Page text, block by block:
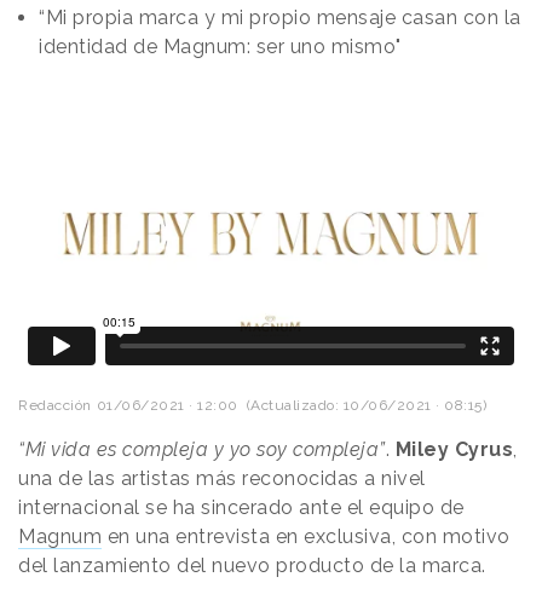
“Mi propia marca y mi propio mensaje casan con la
identidad de Magnum: ser uno mismo"
Redacción 01/06/2021 · 12:00 (Actualizado: 10/06/2021 · 08:15)
“Mi vida es compleja y yo soy compleja”. Miley Cyrus,
una de las artistas más reconocidas a nivel
internacional se ha sincerado ante el equipo de
Magnum en una entrevista en exclusiva, con motivo
del lanzamiento del nuevo producto de la marca.